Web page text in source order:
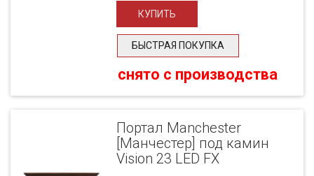
БЫСТРАЯ ПОКУПКА
снято с производства
Портал Manchester
[Манчестер] под камин
Vision 23 LED FX